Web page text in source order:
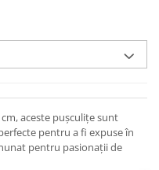
aceste pușculițe sunt
pentru a fi expuse în
pentru pasionații de